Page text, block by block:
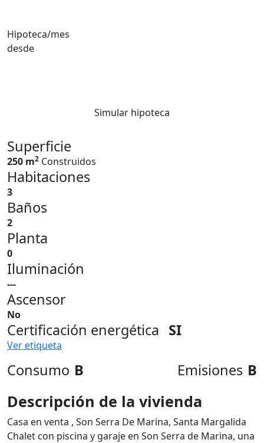
Hipoteca/mes
desde
Simular hipoteca
Superficie
250 m2 Construidos
Habitaciones
3
Baños
2
Planta
0
Iluminación
---
Ascensor
No
Certificación energética SI
Ver etiqueta
Consumo B Emisiones B
Descripción de la vivienda
Casa en venta , Son Serra De Marina, Santa Margalida
Chalet con piscina y garaje en Son Serra de Marina, una